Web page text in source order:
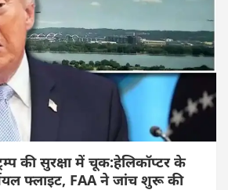
की सुरक्षा में चूक:हेलिकॉप्टर के
फ्लाइट, FAA ने जांच शुरू की